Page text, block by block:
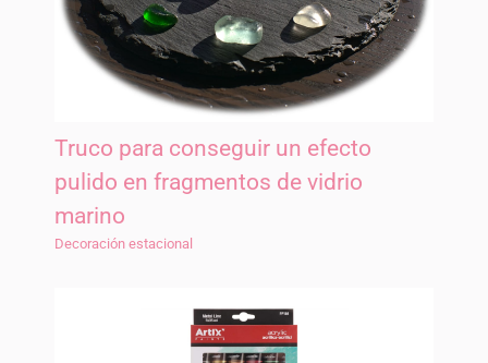
Truco para conseguir un efecto
pulido en fragmentos de vidrio
marino
Decoración estacional